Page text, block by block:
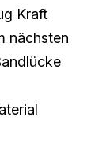
Kraft
nächsten